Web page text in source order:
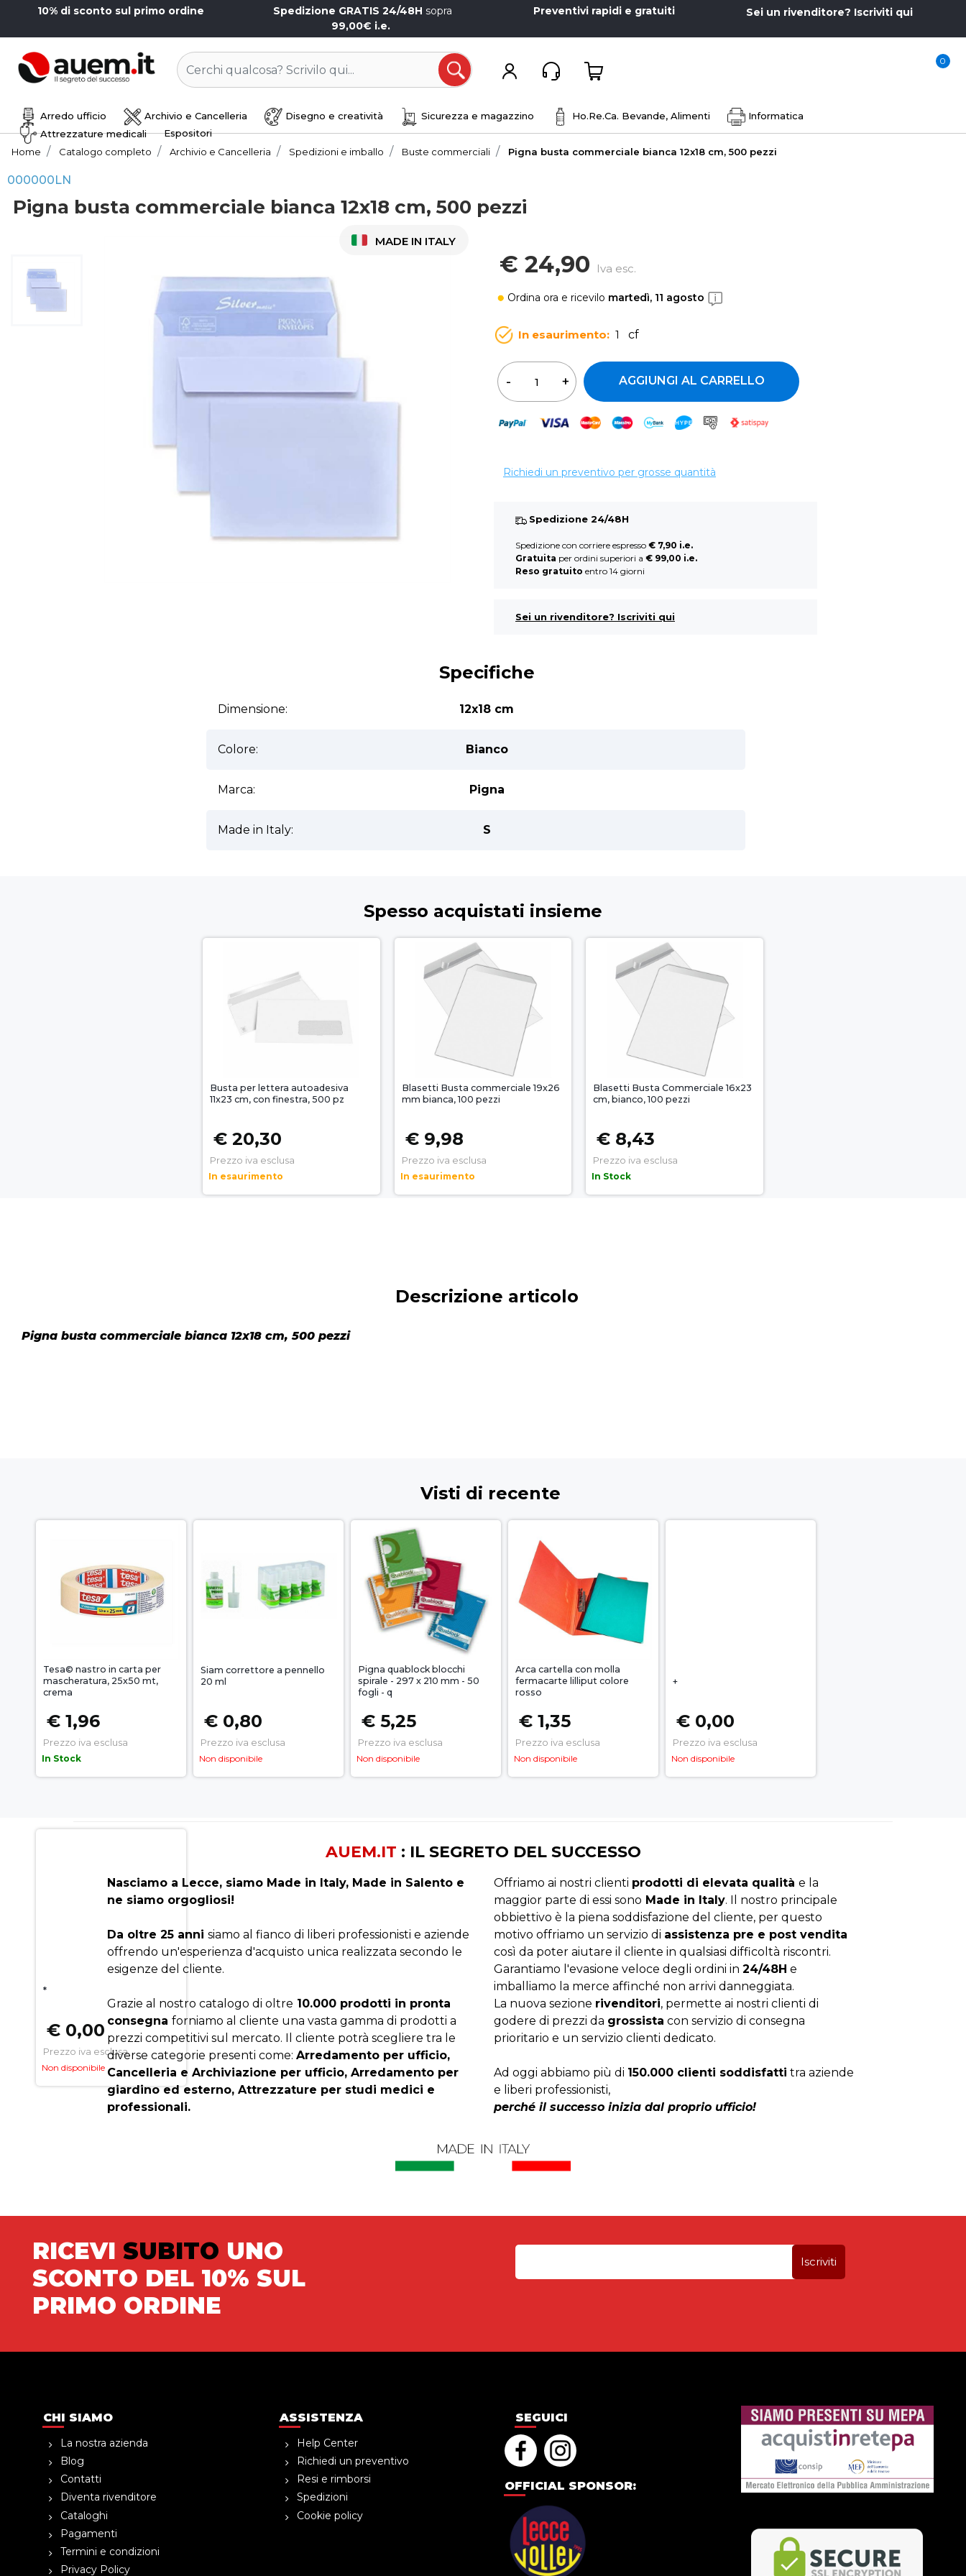
10% di sconto sul primo ordine Spedizione GRATIS 24/48H sopra
99,00€ i.e.
Preventivi rapidi e gratuiti Sei un rivenditore? Iscriviti qui
0
Arredo ufficio Archivio e Cancelleria Disegno e creatività Sicurezza e magazzino Ho.Re.Ca. Bevande, Alimenti
Informatica
Attrezzature medicali
Espositori
Home
Catalogo completo Archivio e Cancelleria Spedizioni e imballo Buste commerciali Pigna busta commerciale bianca 12x18 cm, 500 pezzi
000000LN
Pigna busta commerciale bianca 12x18 cm, 500 pezzi
MADE IN ITALY
€ 24,90 Iva esc.
Ordina ora e ricevilo martedì, 11 agosto
In esaurimento: 1 cf
AGGIUNGI AL CARRELLO
Richiedi un preventivo per grosse quantità
Spedizione 24/48H
Spedizione con corriere espresso € 7,90 i.e.
Gratuita per ordini superiori a € 99,00 i.e.
Reso gratuito entro 14 giorni
Sei un rivenditore? Iscriviti qui
Specifiche
Dimensione: 12x18 cm
Colore: Bianco
Marca: Pigna
Made in Italy: S
Spesso acquistati insieme
Busta per lettera autoadesiva
11x23 cm, con finestra, 500 pz
€ 20,30
Prezzo iva esclusa
In esaurimento
Blasetti Busta commerciale 19x26
mm bianca, 100 pezzi
€ 9,98
Prezzo iva esclusa
In esaurimento
Blasetti Busta Commerciale 16x23
cm, bianco, 100 pezzi
€ 8,43
Prezzo iva esclusa
In Stock
Descrizione articolo
Pigna busta commerciale bianca 12x18 cm, 500 pezzi
Visti di recente
Tesa© nastro in carta per
mascheratura, 25x50 mt,
crema
€ 1,96
Prezzo iva esclusa
In Stock
Siam correttore a pennello
20 ml
€ 0,80
Prezzo iva esclusa
Non disponibile
Pigna quablock blocchi
spirale - 297 x 210 mm - 50
fogli - q
€ 5,25
Prezzo iva esclusa
Non disponibile
Arca cartella con molla
fermacarte lilliput colore
rosso
€ 1,35
Prezzo iva esclusa
Non disponibile
+
€ 0,00
Prezzo iva esclusa
Non disponibile
*
€ 0,00
Prezzo iva esclusa
Non disponibile
AUEM.IT : IL SEGRETO DEL SUCCESSO
Nasciamo a Lecce, siamo Made in Italy, Made in Salento e
ne siamo orgogliosi!
Da oltre 25 annisiamo al fianco di liberi professionisti e aziende
offrendo un'esperienza d'acquisto unica realizzata secondo le
esigenze del cliente.
Grazie al nostro catalogo di oltre 10.000 prodotti in pronta
consegnaforniamo al cliente una vasta gamma di prodotti a
prezzi competitivi sul mercato. Il cliente potrà scegliere tra le
diverse categorie presenti come:Arredamento per ufficio,
Cancelleria e Archiviazione per ufficio, Arredamento per
giardino ed esterno, Attrezzature per studi medici e
professionali.
Offriamo ai nostri clienti prodotti di elevata qualità e la
maggior parte di essi sono Made in Italy. Il nostro principale
obbiettivo è la piena soddisfazione del cliente, per questo
motivo offriamo un servizio di assistenza pre e post vendita
così da poter aiutare il cliente in qualsiasi difficoltà riscontri.
Garantiamo l'evasione veloce degli ordini in 24/48H e
imballiamo la merce affinché non arrivi danneggiata.
La nuova sezione rivenditori, permette ai nostri clienti di
godere di prezzi da grossista con servizio di consegna
prioritario e un servizio clienti dedicato.
Ad oggi abbiamo più di 150.000 clienti soddisfatti tra aziende
e liberi professionisti,
perché il successo inizia dal proprio ufficio!
RICEVI SUBITO UNO
SCONTO DEL 10% SUL
PRIMO ORDINE
CHI SIAMO
La nostra azienda
Blog
Contatti
Diventa rivenditore
Cataloghi
Pagamenti
Termini e condizioni
Privacy Policy
ASSISTENZA
Help Center
Richiedi un preventivo
Resi e rimborsi
Spedizioni
Cookie policy
SEGUICI
OFFICIAL SPONSOR: